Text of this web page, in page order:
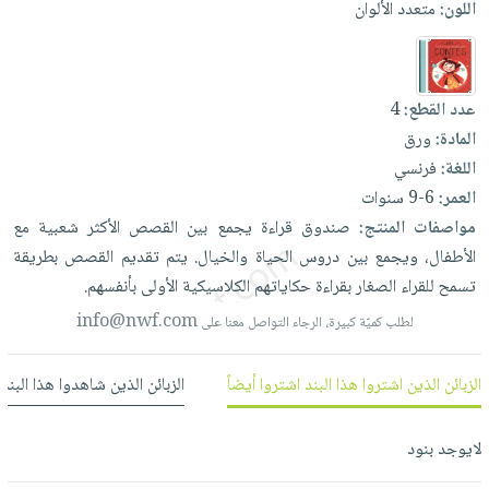
العناية
بالأسنان
الحمية
والتغذية
أدوات
المائدة
الأوعية
والتخزين
أدوات
المطبخ
الأكثر
مبيعاً
العودة
للمدارس
اكسسوارات
كتب
اكسسوارات
منزلية
اكسسوارات
ملابس
مطرزات
حلي
بالذات
شحن
مجاني
بنود
مختارة
اشتراكات
كل
الاشتراكات
صندوق
القراءة
iKitab
حدود
بحث
متقدم
نيل
عن
الشركة
الشركة
حسابك
الأمنيات
اللون:متعدد الألوان
عدد القطع:4
المادة:ورق
اللغة:فرنسي
العمر:6-9 سنوات
مواصفات المنتج: صندوق قراءة يجمع بين القصص الأكثر شعبية مع
الأطفال، ويجمعبين دروس الحياة والخيال. يتمتقديم القصصبطريقة
تسمحللقراء الصغاربقراءةحكاياتهم الكلاسيكية الأولىبأنفسهم.
لطلب كميّة كبيرة، الرجاء التواصل معنا علىinfo@nwf.com
الزبائن الذين اشتروا هذا البند اشتروا أيضاً الزبائن الذين شاهدوا هذا
لايوجد بنود